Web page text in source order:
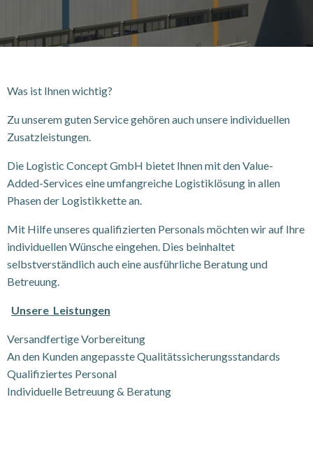
Was ist Ihnen wichtig?
Zu unserem guten Service gehören auch unsere individuellen
Zusatzleistungen.
Die Logistic Concept GmbH bietet Ihnen mit den Value-
Added-Services eine umfangreiche Logistiklösung in allen
Phasen der Logistikkette an.
Mit Hilfe unseres qualifizierten Personals möchten wir auf Ihre
individuellen Wünsche eingehen. Dies beinhaltet
selbstverständlich auch eine ausführliche Beratung und
Betreuung.
Unsere Leistungen
Versandfertige Vorbereitung
An den Kunden angepasste Qualitätssicherungsstandards
Qualifiziertes Personal
Individuelle Betreuung & Beratung